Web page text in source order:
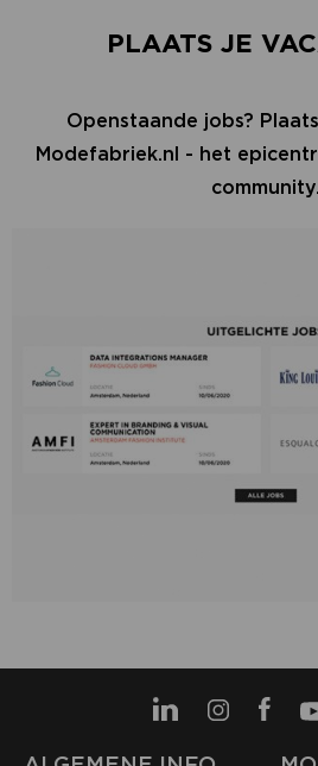
PLAATS JE
Openstaande jobs?
Modefabriek.nl - het
community.